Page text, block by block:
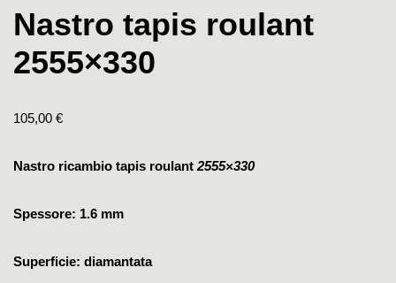
Nastro tapis roulant
2555×330
105,00 €
Nastro ricambio tapis roulant 2555×330
Spessore: 1.6 mm
Superficie: diamantata